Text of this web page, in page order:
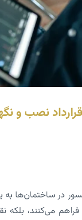
نصب و
در ساختمان‌ها
می‌کنند، بلکه